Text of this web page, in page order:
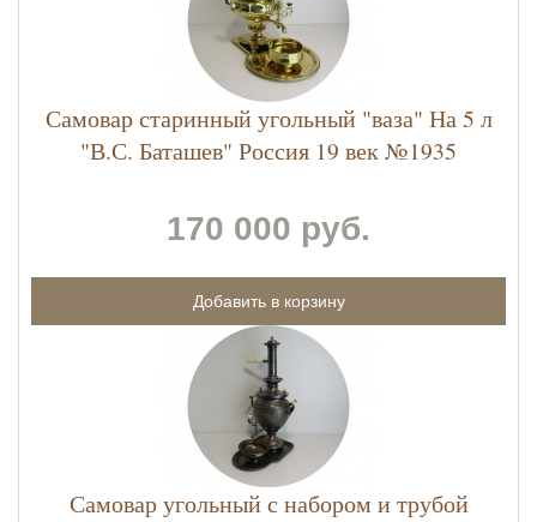
Самовар старинный угольный "ваза" На 5 л
"В.С. Баташев" Россия 19 век №1935
170 000 руб.
Самовар угольный с набором и трубой